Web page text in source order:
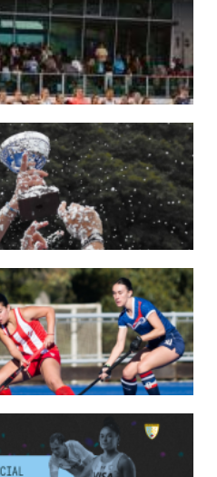
las últimas dos ventanas de Pro
EUROPEA DE P...
las últimas dos ventanas de Pro
FASE DE ...
que reúne a los mejores clubes del
DE HOCKE...
del país se enfrentan durante 5 días en